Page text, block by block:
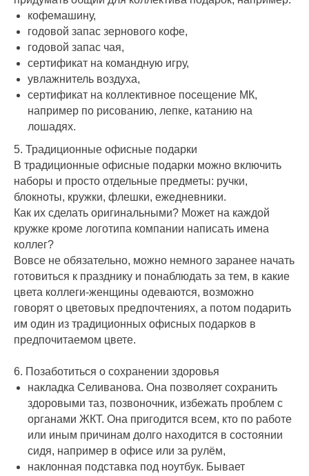
кофемашину,
годовой запас зернового кофе,
годовой запас чая,
сертификат на командную игру,
увлажнитель воздуха,
сертификат на коллективное посещение МК,
например по рисованию, лепке, катанию на
лошадях.
5. Традиционные офисные подарки
В традиционные офисные подарки можно включить
наборы и просто отдельные предметы: ручки,
блокноты, кружки, флешки, ежедневники.
Как их сделать оригинальными? Может на каждой
кружке кроме логотипа компании написать имена
коллег?
Вовсе не обязательно, можно немного заранее начать
готовиться к празднику и понаблюдать за тем, в какие
цвета коллеги-женщины одеваются, возможно
говорят о цветовых предпочтениях, а потом подарить
им один из традиционных офисных подарков в
предпочитаемом цвете.
6. Позаботиться о сохранении здоровья
накладка Селиванова. Она позволяет сохранить
здоровыми таз, позвоночник, избежать проблем с
органами ЖКТ. Она пригодится всем, кто по работе
или иным причинам долго находится в состоянии
сидя, например в офисе или за рулём,
наклонная подставка под ноутбук. Бывает